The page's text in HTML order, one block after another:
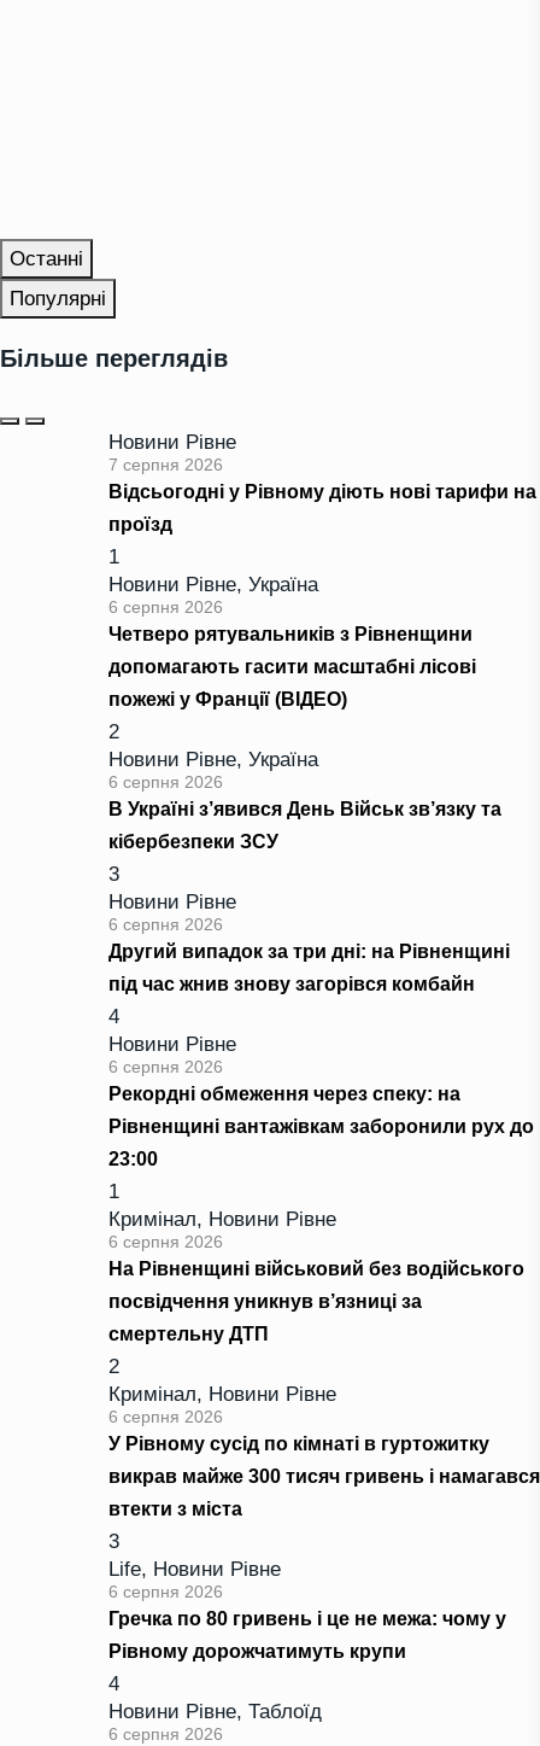
Останні
Популярні
Більше переглядів
Новини Рівне
7 серпня 2026
Відсьогодні у Рівному діють нові тарифи на
проїзд
1
Новини Рівне, Україна
6 серпня 2026
Четверо рятувальників з Рівненщини
допомагають гасити масштабні лісові
пожежі у Франції (ВІДЕО)
2
Новини Рівне, Україна
6 серпня 2026
В Україні з’явився День Військ зв’язку та
кібербезпеки ЗСУ
3
Новини Рівне
6 серпня 2026
Другий випадок за три дні: на Рівненщині
під час жнив знову загорівся комбайн
4
Новини Рівне
6 серпня 2026
Рекордні обмеження через спеку: на
Рівненщині вантажівкам заборонили рух до
23:00
1
Кримінал, Новини Рівне
6 серпня 2026
На Рівненщині військовий без водійського
посвідчення уникнув в’язниці за
смертельну ДТП
2
Кримінал, Новини Рівне
6 серпня 2026
У Рівному сусід по кімнаті в гуртожитку
викрав майже 300 тисяч гривень і намагався
втекти з міста
3
Life, Новини Рівне
6 серпня 2026
Гречка по 80 гривень і це не межа: чому у
Рівному дорожчатимуть крупи
4
Новини Рівне, Таблоїд
6 серпня 2026